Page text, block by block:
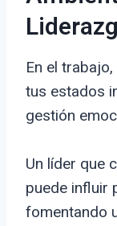
En el
tus estados
gestión
Un líder que
puede influir
fomentando